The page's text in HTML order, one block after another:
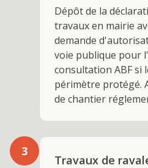
Dépôt de la
travaux en mairie
demande
voie publique pour
consultation ABF si
périmètre protégé.
de chantier
3
Travaux de